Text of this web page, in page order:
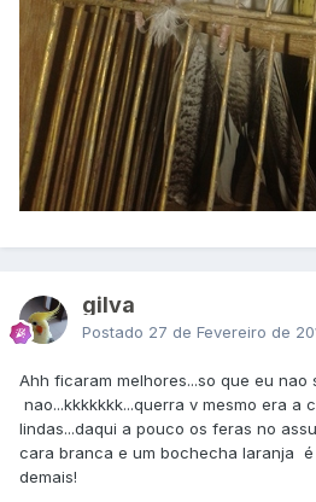
gilva
Postado 27 de Fevereiro de
Ahh ficaram melhores...so que eu nao
nao...kkkkkkk...querra v mesmo era a
lindas...daqui a pouco os feras no
cara branca e um bochecha laranja
demais!